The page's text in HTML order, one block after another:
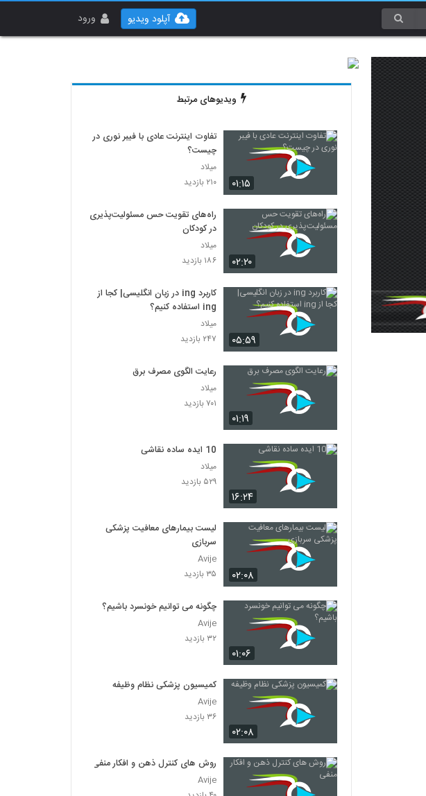
ورود آپلود ویدیو
ویدیوهای مرتبط
۰۱:۱۵
تفاوت اینترنت عادی با فیبر نوری در
چیست؟
میلاد
۲۱۰ بازدید
۰۲:۲۰
راه‌های تقویت حس مسئولیت‌پذیری
در کودکان
میلاد
۱۸۶ بازدید
۰۵:۵۹
کاربرد ing در زبان انگلیسی| کجا از
ing استفاده کنیم؟
میلاد
۲۴۷ بازدید
۰۱:۱۹
رعایت الگوی مصرف برق
میلاد
۷۰۱ بازدید
۱۶:۲۴
10 ایده ساده نقاشی
میلاد
۵۲۹ بازدید
۰۲:۰۸
لیست بیمارهای معافیت پزشکی
سربازی
Avije
۳۵ بازدید
۰۱:۰۶
چگونه می توانیم خونسرد باشیم؟
Avije
۳۲ بازدید
۰۲:۰۸
کمیسیون پزشکی نظام وظیفه
Avije
۳۶ بازدید
روش های کنترل ذهن و افکار منفی
Avije